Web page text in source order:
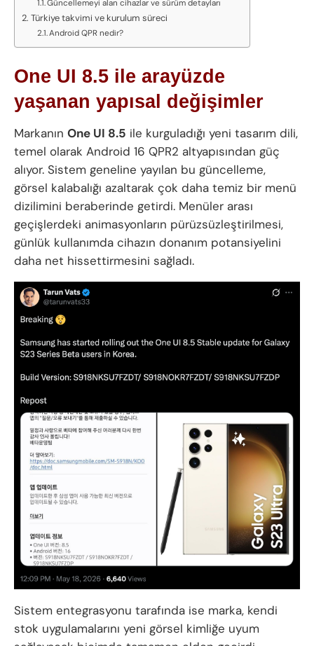
Güncellemeyi alan cihazlar ve sürüm detayları
Türkiye takvimi ve kurulum süreci
Android QPR nedir?
One UI 8.5 ile arayüzde
yaşanan yapısal değişimler
Markanın One UI 8.5 ile kurguladığı yeni tasarım dili,
temel olarak Android 16 QPR2 altyapısından güç
alıyor. Sistem geneline yayılan bu güncelleme,
görsel kalabalığı azaltarak çok daha temiz bir menü
dizilimini beraberinde getirdi. Menüler arası
geçişlerdeki animasyonların pürüzsüzleştirilmesi,
günlük kullanımda cihazın donanım potansiyelini
daha net hissettirmesini sağladı.
Sistem entegrasyonu tarafında ise marka, kendi
stok uygulamalarını yeni görsel kimliğe uyum